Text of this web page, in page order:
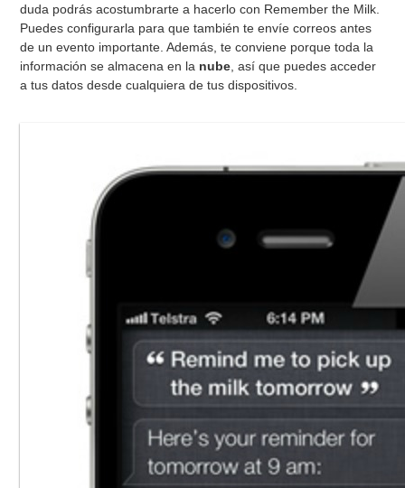
duda podrás acostumbrarte a hacerlo con Remember the Milk.
Puedes configurarla para que también te envíe correos antes
de un evento importante. Además, te conviene porque toda la
información se almacena en la nube , así que puedes acceder
a tus datos desde cualquiera de tus dispositivos.